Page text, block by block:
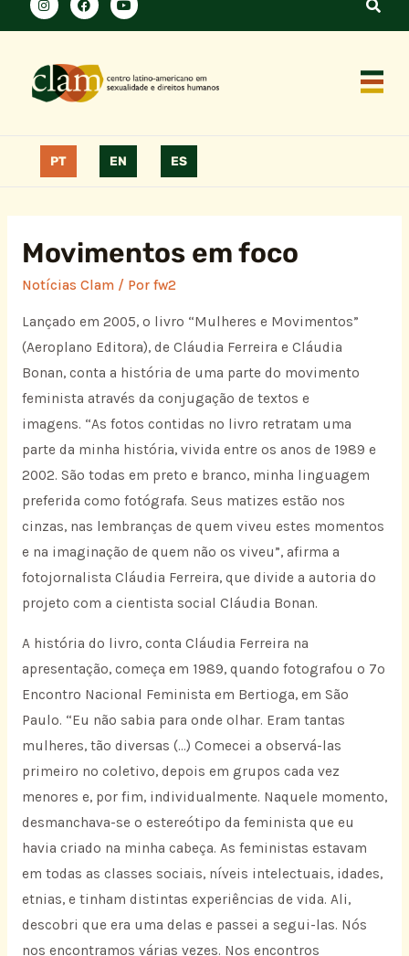
PT EN ES
Movimentos em foco
Notícias Clam/ Por fw2
Lançado em 2005, o livro “Mulheres e Movimentos”
(Aeroplano Editora), de Cláudia Ferreira e Cláudia
Bonan, conta a história de uma parte do movimento
feminista através da conjugação de textos e
imagens. “As fotos contidas no livro retratam uma
parte da minha história, vivida entre os anos de 1989 e
2002. São todas em preto e branco, minha linguagem
preferida como fotógrafa. Seus matizes estão nos
cinzas, nas lembranças de quem viveu estes momentos
e na imaginação de quem não os viveu”, afirma a
fotojornalista Cláudia Ferreira, que divide a autoria do
projeto com a cientista social Cláudia Bonan.
A história do livro, conta Cláudia Ferreira na
apresentação, começa em 1989, quando fotografou o 7º
Encontro Nacional Feminista em Bertioga, em São
Paulo. “Eu não sabia para onde olhar. Eram tantas
mulheres, tão diversas (…) Comecei a observá-las
primeiro no coletivo, depois em grupos cada vez
menores e, por fim, individualmente. Naquele momento,
desmanchava-se o estereótipo da feminista que eu
havia criado na minha cabeça. As feministas estavam
em todas as classes sociais, níveis intelectuais, idades,
etnias, e tinham distintas experiências de vida. Ali,
descobri que era uma delas e passei a segui-las. Nós
nos encontramos várias vezes. Nos encontros